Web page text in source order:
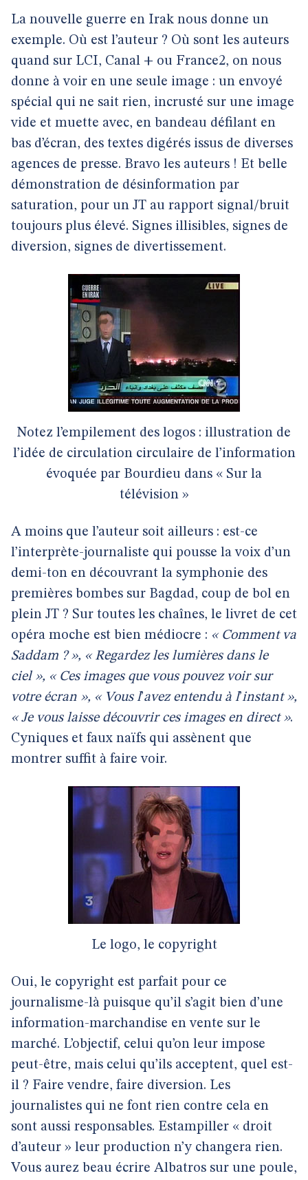
La nouvelle guerre en Irak nous donne un
exemple. Où est l’auteur ? Où sont les auteurs
quand sur LCI, Canal + ou France2, on nous
donne à voir en une seule image : un envoyé
spécial qui ne sait rien, incrusté sur une image
vide et muette avec, en bandeau défilant en
bas d’écran, des textes digérés issus de diverses
agences de presse. Bravo les auteurs ! Et belle
démonstration de désinformation par
saturation, pour un JT au rapport signal/bruit
toujours plus élevé. Signes illisibles, signes de
diversion, signes de divertissement.
Notez l’empilement des logos : illustration de
l’idée de circulation circulaire de l’information
évoquée par Bourdieu dans « Sur la
télévision »
A moins que l’auteur soit ailleurs : est-ce
l’interprète-journaliste qui pousse la voix d’un
demi-ton en découvrant la symphonie des
premières bombes sur Bagdad, coup de bol en
plein JT ? Sur toutes les chaînes, le livret de cet
opéra moche est bien médiocre : « Comment va
Saddam ? », « Regardez les lumières dans le
ciel », « Ces images que vous pouvez voir sur
votre écran », « Vous l’avez entendu à l’instant »,
« Je vous laisse découvrir ces images en direct ».
Cyniques et faux naïfs qui assènent que
montrer suffit à faire voir.
Le logo, le copyright
Oui, le copyright est parfait pour ce
journalisme-là puisque qu’il s’agit bien d’une
information-marchandise en vente sur le
marché. L’objectif, celui qu’on leur impose
peut-être, mais celui qu’ils acceptent, quel est-
il ? Faire vendre, faire diversion. Les
journalistes qui ne font rien contre cela en
sont aussi responsables. Estampiller « droit
d’auteur » leur production n’y changera rien.
Vous aurez beau écrire Albatros sur une poule,